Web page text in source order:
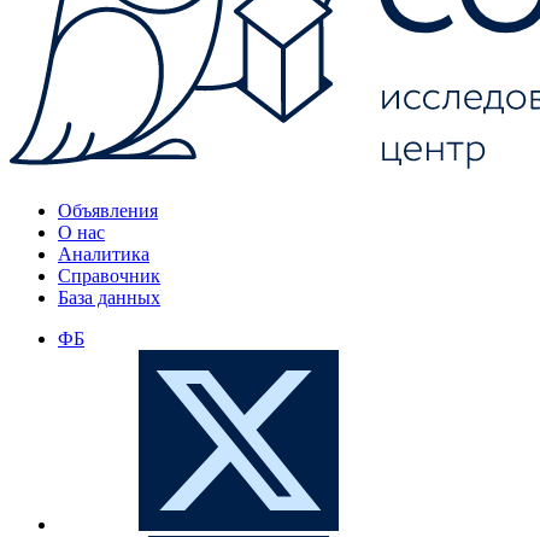
Объявления
О нас
Аналитика
Справочник
База данных
ФБ